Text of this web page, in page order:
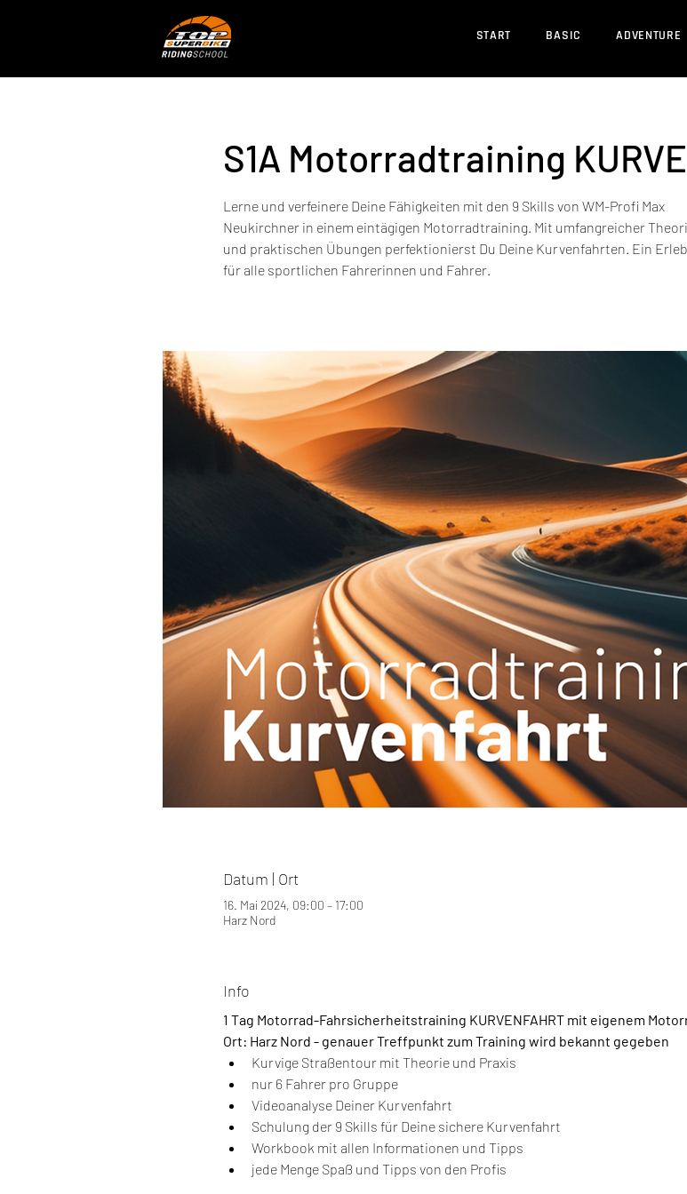
START BASIC ADVENTURE
S1A Motorradtraining
Lerne und verfeinere Deine Fähigkeiten mit den 9 Skills von WM-Profi Max
Neukirchner in einem eintägigen Motorradtraining. Mit umfangreicher
und praktischen Übungen perfektionierst Du Deine Kurvenfahrten. Ein
für alle sportlichen Fahrerinnen und Fahrer.
Datum | Ort
16. Mai 2024, 09:00 – 17:00
Harz Nord
Info
1 Tag Motorrad-Fahrsicherheitstraining KURVENFAHRT mit eigenem
Ort: Harz Nord - genauer Treffpunkt zum Training wird bekannt gegeben
Kurvige Straßentour mit Theorie und Praxis
nur 6 Fahrer pro Gruppe
Videoanalyse Deiner Kurvenfahrt
Schulung der 9 Skills für Deine sichere Kurvenfahrt
Workbook mit allen Informationen und Tipps
jede Menge Spaß und Tipps von den Profis